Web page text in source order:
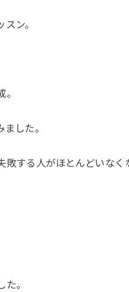
ン。
した。
敗する人がほとんどいなく
。